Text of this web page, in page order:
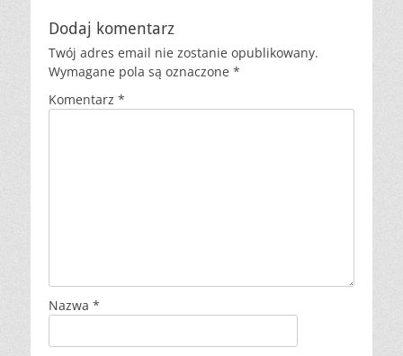
Dodaj komentarz
Twój adres email nie zostanie opublikowany.
Wymagane pola są oznaczone *
Komentarz *
Nazwa *